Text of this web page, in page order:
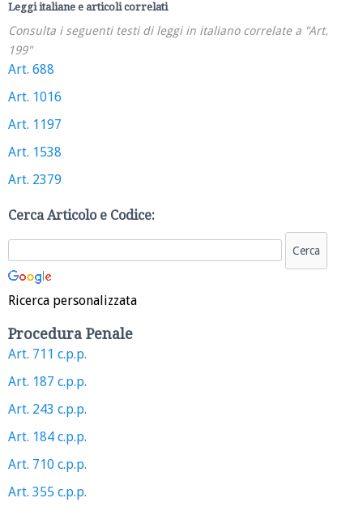
Leggi italiane e articoli correlati
Consulta i seguenti testi di leggi in italiano correlate a "Art.
199"
Art. 688
Art. 1016
Art. 1197
Art. 1538
Art. 2379
Cerca Articolo e Codice:
Ricerca personalizzata
Procedura Penale
Art. 711 c.p.p.
Art. 187 c.p.p.
Art. 243 c.p.p.
Art. 184 c.p.p.
Art. 710 c.p.p.
Art. 355 c.p.p.